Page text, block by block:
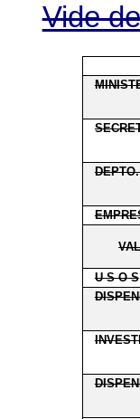
Vide
U S O S